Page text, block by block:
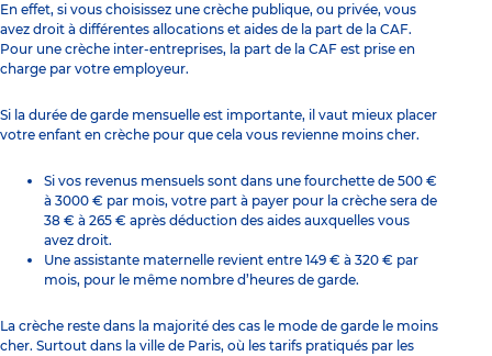
En effet, si vous choisissez une crèche publique, ou privée, vous
avez droit à différentes allocations et aides de la part de la CAF.
Pour une crèche inter-entreprises, la part de la CAF est prise en
charge par votre employeur.
Si la durée de garde mensuelle est importante, il vaut mieux placer
votre enfant en crèche pour que cela vous revienne moins cher.
Si vos revenus mensuels sont dans une fourchette de 500 €
à 3000 € par mois, votre part à payer pour la crèche sera de
38 € à 265 € après déduction des aides auxquelles vous
avez droit.
Une assistante maternelle revient entre 149 € à 320 € par
mois, pour le même nombre d’heures de garde.
La crèche reste dans la majorité des cas le mode de garde le moins
cher. Surtout dans la ville de Paris, où les tarifs pratiqués par les